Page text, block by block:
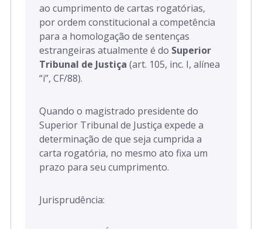
ao cumprimento de cartas rogatórias,
por ordem constitucional a competência
para a homologação de sentenças
estrangeiras atualmente é do Superior
Tribunal de Justiça (art. 105, inc. I, alínea
“i”, CF/88).
Quando o magistrado presidente do
Superior Tribunal de Justiça expede a
determinação de que seja cumprida a
carta rogatória, no mesmo ato fixa um
prazo para seu cumprimento.
Jurisprudência: